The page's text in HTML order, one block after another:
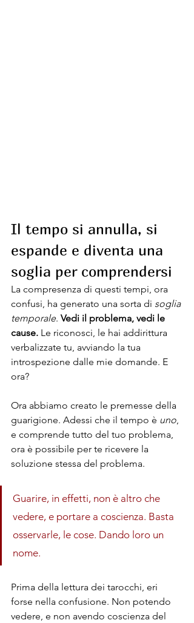
Il tempo si annulla, si
espande e diventa una
soglia per comprendersi
La compresenza di questi tempi, ora
confusi, ha generato una sorta di soglia
temporale. Vedi il problema, vedi le
cause. Le riconosci, le hai addirittura
verbalizzate tu, avviando la tua
introspezione dalle mie domande. E
ora?
Ora abbiamo creato le premesse della
guarigione. Adessi che il tempo è uno,
e comprende tutto del tuo problema,
ora è possibile per te ricevere la
soluzione stessa del problema.
Guarire, in effetti, non è altro che
vedere, e portare a coscienza. Basta
osservarle, le cose. Dando loro un
nome.
Prima della lettura dei tarocchi, eri
forse nella confusione. Non potendo
vedere, e non avendo coscienza del